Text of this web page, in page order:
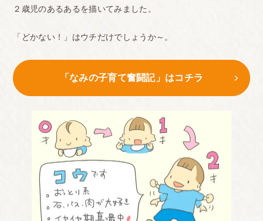
２歳児のあるあるを描いてみました。
「どかない！」はウチだけでしょうか～。
「なみの子育て奮闘記」はコチラ